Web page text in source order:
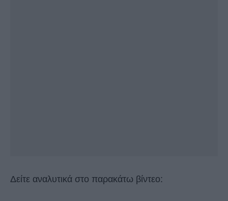
Δείτε αναλυτικά στο παρακάτω βίντεο: